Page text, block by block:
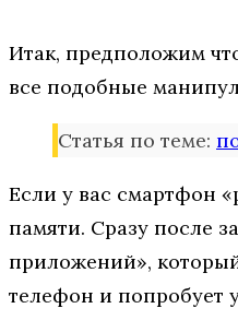
Итак, предположим
все подобные
Статья по теме:
Если у вас смартфон
памяти. Сразу после
приложений»,
телефон и попробует